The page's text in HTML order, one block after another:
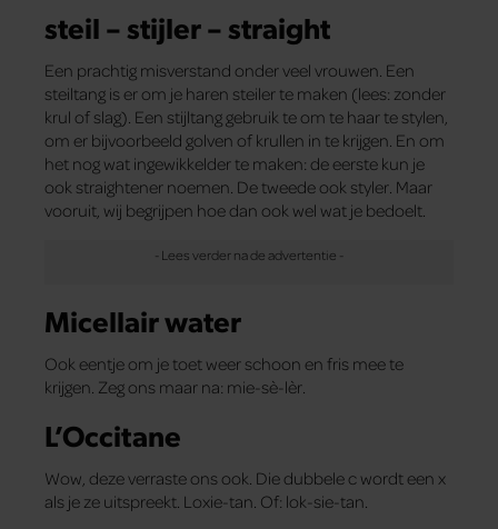
steil – stijler – straight
Een prachtig misverstand onder veel vrouwen. Een
steiltang is er om je haren steiler te maken (lees: zonder
krul of slag). Een stijltang gebruik te om te haar te stylen,
om er bijvoorbeeld golven of krullen in te krijgen. En om
het nog wat ingewikkelder te maken: de eerste kun je
ook straightener noemen. De tweede ook styler. Maar
vooruit, wij begrijpen hoe dan ook wel wat je bedoelt.
Micellair water
Ook eentje om je toet weer schoon en fris mee te
krijgen. Zeg ons maar na: mie-sè-lèr.
L’Occitane
Wow, deze verraste ons ook. Die dubbele c wordt een x
als je ze uitspreekt. Loxie-tan. Of: lok-sie-tan.